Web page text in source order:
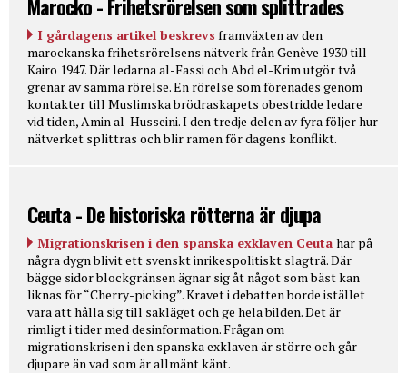
Marocko - Frihetsrörelsen som splittrades
I gårdagens artikel beskrevs framväxten av den
marockanska frihetsrörelsens nätverk från Genève 1930 till
Kairo 1947. Där ledarna al-Fassi och Abd el-Krim utgör två
grenar av samma rörelse. En rörelse som förenades genom
kontakter till Muslimska brödraskapets obestridde ledare
vid tiden, Amin al-Husseini. I den tredje delen av fyra följer hur
nätverket splittras och blir ramen för dagens konflikt.
Ceuta - De historiska rötterna är djupa
Migrationskrisen i den spanska exklaven Ceuta har på
några dygn blivit ett svenskt inrikespolitiskt slagträ. Där
bägge sidor blockgränsen ägnar sig åt något som bäst kan
liknas för “Cherry-picking”. Kravet i debatten borde istället
vara att hålla sig till sakläget och ge hela bilden. Det är
rimligt i tider med desinformation. Frågan om
migrationskrisen i den spanska exklaven är större och går
djupare än vad som är allmänt känt.